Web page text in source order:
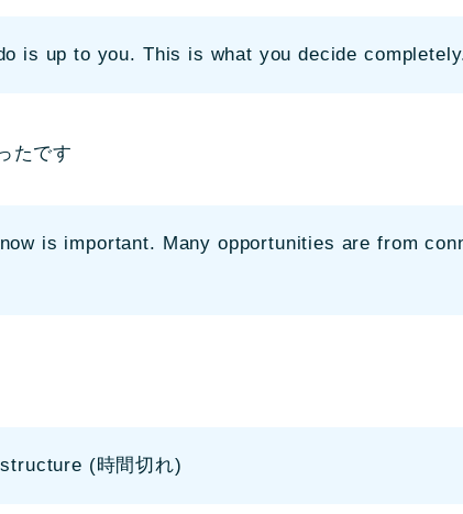
is up to you. This is what you decide
たです
is important. Many opportunities are from
(時間切れ)